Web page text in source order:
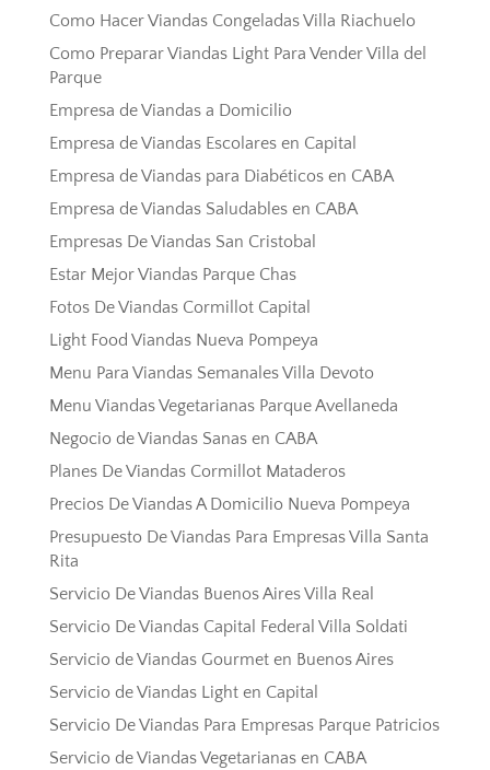
Como Hacer Viandas Congeladas Villa Riachuelo
Como Preparar Viandas Light Para Vender Villa del
Parque
Empresa de Viandas a Domicilio
Empresa de Viandas Escolares en Capital
Empresa de Viandas para Diabéticos en CABA
Empresa de Viandas Saludables en CABA
Empresas De Viandas San Cristobal
Estar Mejor Viandas Parque Chas
Fotos De Viandas Cormillot Capital
Light Food Viandas Nueva Pompeya
Menu Para Viandas Semanales Villa Devoto
Menu Viandas Vegetarianas Parque Avellaneda
Negocio de Viandas Sanas en CABA
Planes De Viandas Cormillot Mataderos
Precios De Viandas A Domicilio Nueva Pompeya
Presupuesto De Viandas Para Empresas Villa Santa
Rita
Servicio De Viandas Buenos Aires Villa Real
Servicio De Viandas Capital Federal Villa Soldati
Servicio de Viandas Gourmet en Buenos Aires
Servicio de Viandas Light en Capital
Servicio De Viandas Para Empresas Parque Patricios
Servicio de Viandas Vegetarianas en CABA